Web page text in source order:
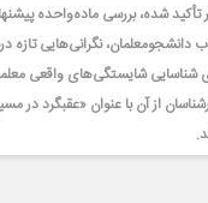
تأکید شده، بررسی ماده‌واحده
دانشجومعلمان، نگرانی‌هایی تازه
شناسایی شایستگی‌های واقعی
از آن با عنوان «عقبگرد در